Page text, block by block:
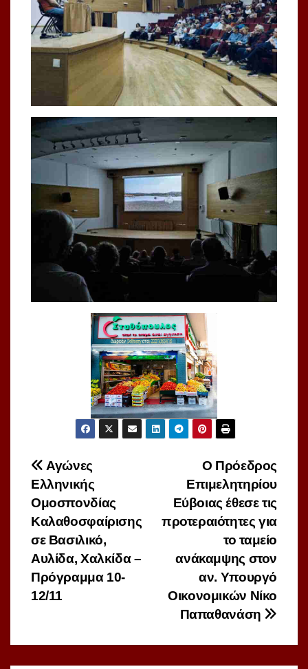
Πλοήγηση
άρθρων
O Πρόεδρος
Επιμελητηρίου
Εύβοιας έθεσε τις
προτεραιότητες για
το ταμείο
ανάκαμψης στον
αν. Υπουργό
Οικονομικών Νίκο
Παπαθανάση
Αγώνες
Ελληνικής
Ομοσπονδίας
Καλαθοσφαίρισης
σε Bασιλικό,
Αυλίδα, Χαλκίδα –
Πρόγραμμα 10-
12/11